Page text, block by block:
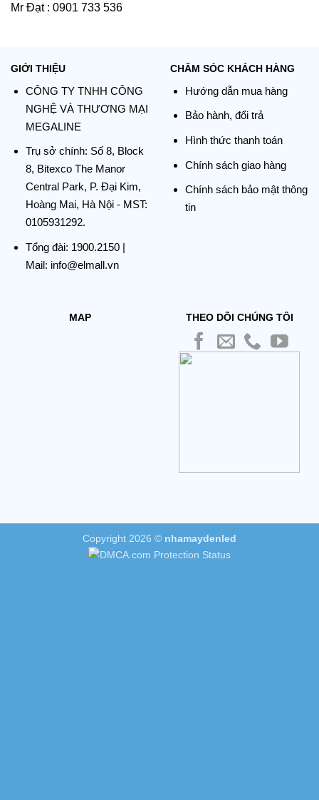
Mr Đạt : 0901 733 536
GIỚI THIỆU
CÔNG TY TNHH CÔNG
NGHỆ VÀ THƯƠNG MẠI
MEGALINE
Trụ sở chính: Số 8, Block
8, Bitexco The Manor
Central Park, P. Đại Kim,
Hoàng Mai, Hà Nội - MST:
0105931292.
Tổng đài: 1900.2150|
Mail: info@elmall.vn
CHĂM SÓC KHÁCH HÀNG
Hướng dẫn mua hàng
Bảo hành, đổi trả
Hình thức thanh toán
Chính sách giao hàng
Chính sách bảo mật thông
tin
MAP THEO DÕI CHÚNG TÔI
Copyright 2026 © nhamaydenled